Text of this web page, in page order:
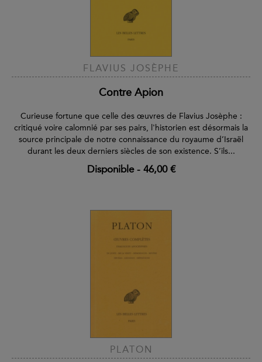
FLAVIUS JOSÈPHE
Contre Apion
Curieuse fortune que celle des œuvres de Flavius Josèphe :
critiqué voire calomnié par ses pairs, l'historien est désormais la
source principale de notre connaissance du royaume d’Israël
durant les deux derniers siècles de son existence. S’ils...
Disponible- 46,00 €
PLATON